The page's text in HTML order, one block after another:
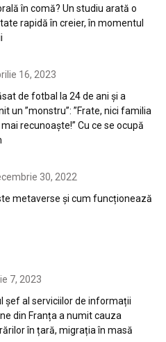
în comă? Un studiu arată o
rapidă în creier, în momentul
16, 2023
de fotbal la 24 de ani și a
un ”monstru”: ”Frate, nici familia
recunoaște!” Cu ce se ocupă
30, 2022
metaverse și cum funcționează
7, 2023
șef al serviciilor de informații
din Franța a numit cauza
în țară, migrația în masă